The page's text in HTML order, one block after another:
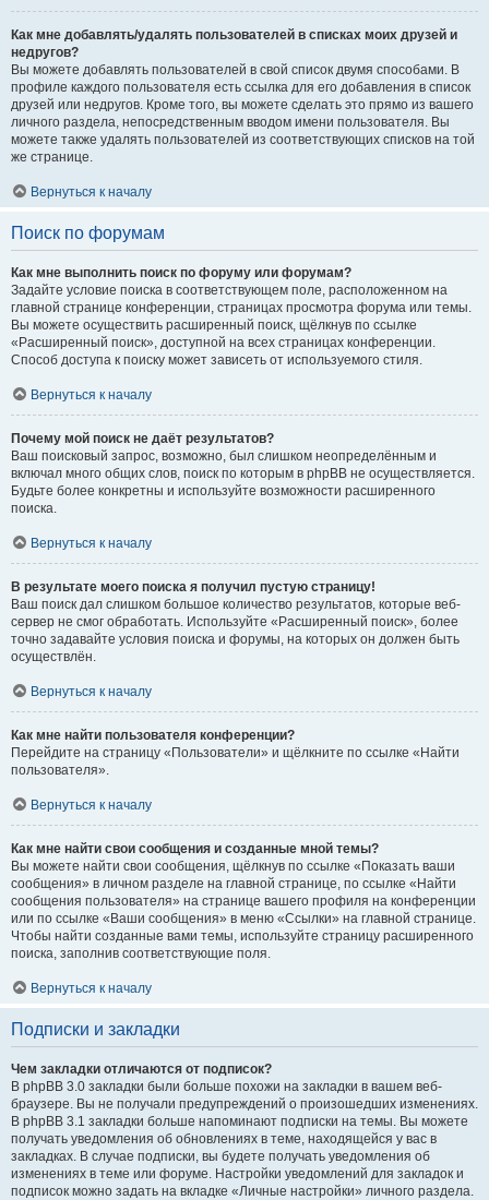
Как мне добавлять/удалять пользователей в списках моих друзей и
недругов?
Вы можете добавлять пользователей в свой список двумя способами. В
профиле каждого пользователя есть ссылка для его добавления в список
друзей или недругов. Кроме того, вы можете сделать это прямо из вашего
личного раздела, непосредственным вводом имени пользователя. Вы
можете также удалять пользователей из соответствующих списков на той
же странице.
Вернуться к началу
Поиск по форумам
Как мне выполнить поиск по форуму или форумам?
Задайте условие поиска в соответствующем поле, расположенном на
главной странице конференции, страницах просмотра форума или темы.
Вы можете осуществить расширенный поиск, щёлкнув по ссылке
«Расширенный поиск», доступной на всех страницах конференции.
Способ доступа к поиску может зависеть от используемого стиля.
Вернуться к началу
Почему мой поиск не даёт результатов?
Ваш поисковый запрос, возможно, был слишком неопределённым и
включал много общих слов, поиск по которым в phpBB не осуществляется.
Будьте более конкретны и используйте возможности расширенного
поиска.
Вернуться к началу
В результате моего поиска я получил пустую страницу!
Ваш поиск дал слишком большое количество результатов, которые веб-
сервер не смог обработать. Используйте «Расширенный поиск», более
точно задавайте условия поиска и форумы, на которых он должен быть
осуществлён.
Вернуться к началу
Как мне найти пользователя конференции?
Перейдите на страницу «Пользователи» и щёлкните по ссылке «Найти
пользователя».
Вернуться к началу
Как мне найти свои сообщения и созданные мной темы?
Вы можете найти свои сообщения, щёлкнув по ссылке «Показать ваши
сообщения» в личном разделе на главной странице, по ссылке «Найти
сообщения пользователя» на странице вашего профиля на конференции
или по ссылке «Ваши сообщения» в меню «Ссылки» на главной странице.
Чтобы найти созданные вами темы, используйте страницу расширенного
поиска, заполнив соответствующие поля.
Вернуться к началу
Подписки и закладки
Чем закладки отличаются от подписок?
В phpBB 3.0 закладки были больше похожи на закладки в вашем веб-
браузере. Вы не получали предупреждений о произошедших изменениях.
В phpBB 3.1 закладки больше напоминают подписки на темы. Вы можете
получать уведомления об обновлениях в теме, находящейся у вас в
закладках. В случае подписки, вы будете получать уведомления об
изменениях в теме или форуме. Настройки уведомлений для закладок и
подписок можно задать на вкладке «Личные настройки» личного раздела.